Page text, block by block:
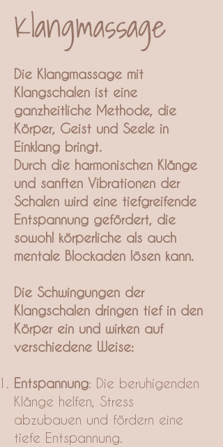
Klangmassage
Die Klangmassage mit
Klangschalen ist eine
ganzheitliche Methode, die
Körper, Geist und Seele in
Einklang bringt.
Durch die harmonischen Klänge
und sanften Vibrationen der
Schalen wird eine tiefgreifende
Entspannung gefördert, die
sowohl körperliche als auch
mentale Blockaden lösen kann.
Die Schwingungen der
Klangschalen dringen tief in den
Körper ein und wirken auf
verschiedene Weise:
Entspannung: Die beruhigenden
Klänge helfen, Stress
abzubauen und fördern eine
tiefe Entspannung.